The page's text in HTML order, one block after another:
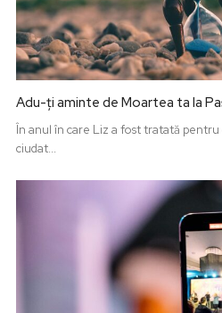
Adu-ți aminte de Moartea ta la
În anul în care Liz a fost tratată pentru
ciudat...